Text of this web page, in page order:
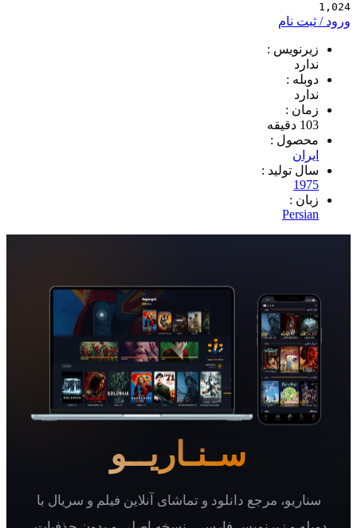
نام
:
:
:
سـنـاریــو
مرجع دانلود و تماشای آنلاین فیلم و سریال با